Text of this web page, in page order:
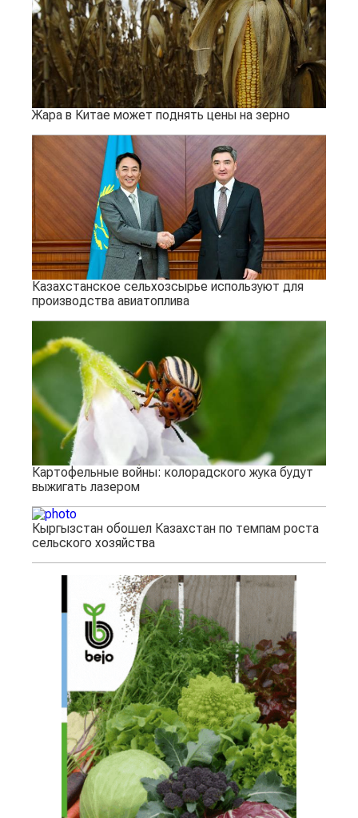
Жара в Китае может поднять цены на зерно
Казахстанское сельхозсырье используют для
производства авиатоплива
Картофельные войны: колорадского жука будут
выжигать лазером
Кыргызстан обошел Казахстан по темпам роста
сельского хозяйства